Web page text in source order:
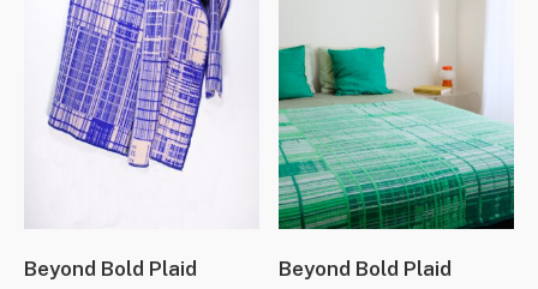
Beyond Bold Plaid Beyond Bold Plaid